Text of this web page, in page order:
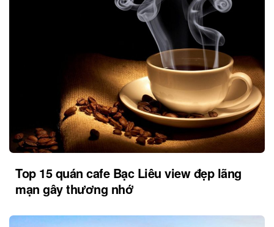
Top 15 quán cafe Bạc Liêu view đẹp lãng
mạn gây thương nhớ